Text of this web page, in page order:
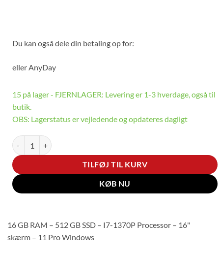
Du kan også dele din betaling op for:
ellerAnyDay
15 på lager - FJERNLAGER: Levering er 1-3 hverdage, også til
butik.
OBS: Lagerstatus er vejledende og opdateres dagligt
Lenovo ThinkPad T16 G2 (Intel) antal
TILFØJ TIL KURV
KØB NU
16 GB RAM – 512 GB SSD – I7-1370P Processor – 16"
skærm – 11 Pro Windows